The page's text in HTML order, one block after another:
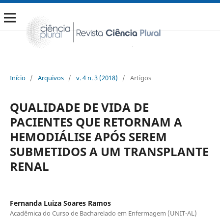
Início / Arquivos / v. 4 n. 3 (2018) / Artigos
QUALIDADE DE VIDA DE
PACIENTES QUE RETORNAM A
HEMODIÁLISE APÓS SEREM
SUBMETIDOS A UM TRANSPLANTE
RENAL
Fernanda Luiza Soares Ramos
Acadêmica do Curso de Bacharelado em Enfermagem (UNIT-AL)